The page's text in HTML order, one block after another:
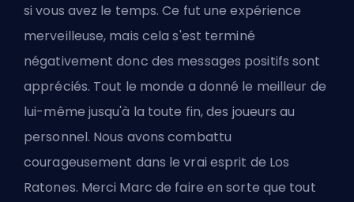
si vous avez le temps. Ce fut une expérience
merveilleuse, mais cela s'est terminé
négativement donc des messages positifs sont
appréciés. Tout le monde a donné le meilleur de
lui-même jusqu'à la toute fin, des joueurs au
personnel. Nous avons combattu
courageusement dans le vrai esprit de Los
Ratones. Merci Marc de faire en sorte que tout